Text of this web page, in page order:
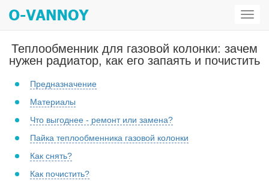
Теплообменник для газовой колонки: зачем
нужен радиатор, как его запаять и почистить
Предназначение
Материалы
Что выгоднее - ремонт или замена?
Пайка теплообменника газовой колонки
Как снять?
Как почистить?